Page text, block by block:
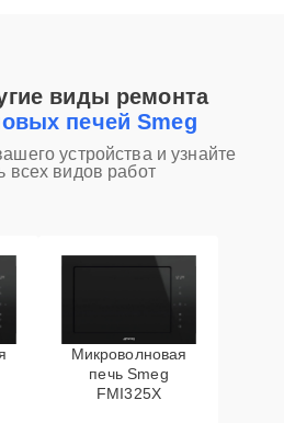
виды ремонта
печей Smeg
устройства и узнайте
всех видов работ
Микроволновая
печь Smeg
FMI325X